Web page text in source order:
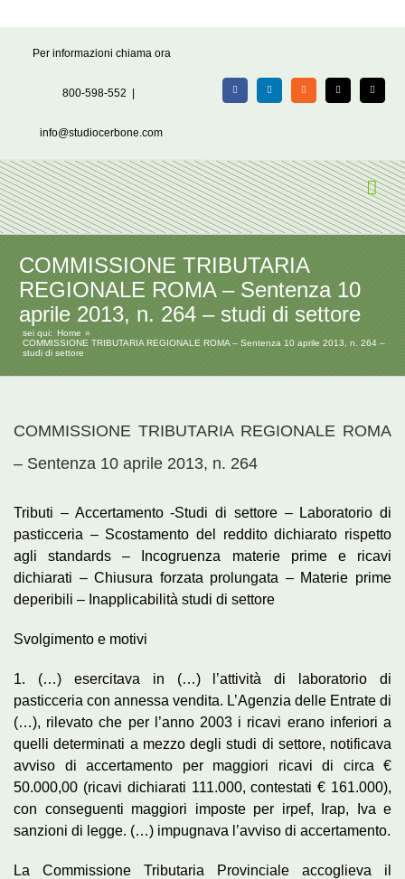
Per informazioni chiama ora
800-598-552
info@studiocerbone.com
FacebookLinkedIn Rss X Email
COMMISSIONE TRIBUTARIA
REGIONALE ROMA – Sentenza 10
aprile 2013, n. 264 – studi di settore
sei qui:
Home
COMMISSIONE TRIBUTARIA REGIONALE ROMA – Sentenza 10 aprile 2013, n. 264 –
studi di settore
COMMISSIONE TRIBUTARIA REGIONALE ROMA
– Sentenza 10 aprile 2013, n. 264
Tributi – Accertamento -Studi di settore – Laboratorio di
pasticceria – Scostamento del reddito dichiarato rispetto
agli standards – Incogruenza materie prime e ricavi
dichiarati – Chiusura forzata prolungata – Materie prime
deperibili – Inapplicabilità studi di settore
Svolgimento e motivi
1. (…) esercitava in (…) l’attività di laboratorio di
pasticceria con annessa vendita. L’Agenzia delle Entrate di
(…), rilevato che per l’anno 2003 i ricavi erano inferiori a
quelli determinati a mezzo degli studi di settore, notificava
avviso di accertamento per maggiori ricavi di circa €
50.000,00 (ricavi dichiarati 111.000, contestati € 161.000),
con conseguenti maggiori imposte per irpef, Irap, Iva e
sanzioni di legge. (…) impugnava l’avviso di accertamento.
La Commissione Tributaria Provinciale accoglieva il